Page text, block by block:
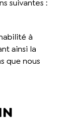
suivantes :
à
ainsi la
que nous